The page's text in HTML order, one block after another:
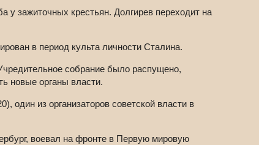
у зажиточных крестьян. Долгирев переходит на
в период культа личности Сталина.
собрание было распущено,
новые органы власти.
один из организаторов советской власти в
воевал на фронте в Первую мировую